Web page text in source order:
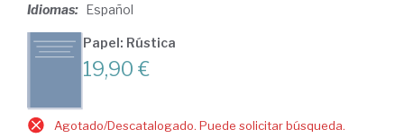
Idiomas: Español
Papel: Rústica
19,90 €
Agotado/Descatalogado. Puede solicitar búsqueda.